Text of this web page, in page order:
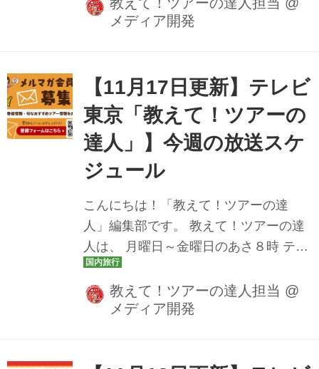
ツアーの達人では、YouTube公式チャ
アーの放送を見逃しても安心です♪ ぜひ
チェックしてみてくださいね。 11月10
日（月） サフィール踊り子とプレミア
ム観光列車「富士山ビュー特急」に一
度に乗車。伊豆の絶品グルメも満喫ツ
泉･下田プリンスホテルの海側客室に宿
泊 サフィール踊り子と富士山ビュー特
急2日間...
メディア開発
【11月17日更新】テレビ
東京「教えて！ツアーの
達人」】今週の放送スケ
ジュール
こんにちは！「教えて！ツアーの達
人」編集部です。 教えて！ツアーの達
人は、 月曜日～金曜日のあさ８時 テレ
ビ東京にて放送中です♪ 今週の放送スケ
ジュールをツアー情報とともにお届け
いたします。 どんなツアーが登場する
教えて！ツアーの達人担当 @
メディア開発